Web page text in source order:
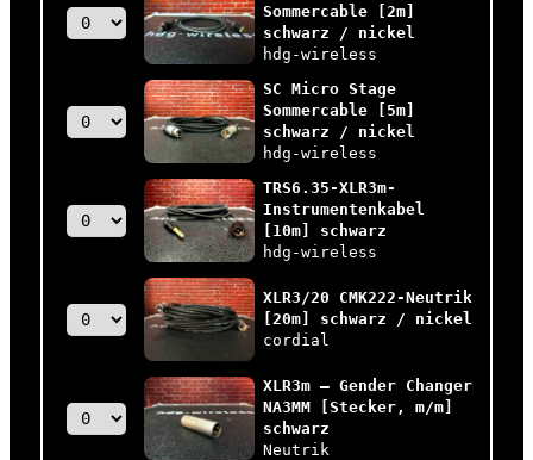
Sommercable [2m]
schwarz / nickel
hdg-wireless
SC Micro Stage
Sommercable [5m]
schwarz / nickel
hdg-wireless
TRS6.35-XLR3m-
Instrumentenkabel
[10m] schwarz
hdg-wireless
XLR3/20 CMK222-Neutrik
[20m] schwarz / nickel
cordial
XLR3m – Gender Changer
NA3MM [Stecker, m/m]
schwarz
Neutrik